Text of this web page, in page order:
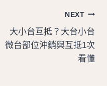
NEXT
大小台互抵？大台小台
微台部位沖銷與互抵1次
看懂